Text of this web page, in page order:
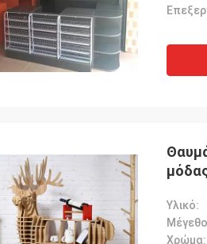
Υλικό:
Χρώμα: